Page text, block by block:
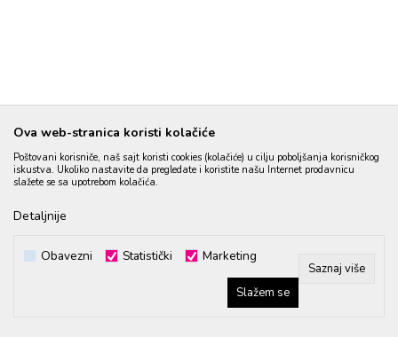
Ova web-stranica koristi kolačiće
Poštovani korisniče, naš sajt koristi cookies (kolačiće) u cilju poboljšanja korisničkog
iskustva. Ukoliko nastavite da pregledate i koristite našu Internet prodavnicu
slažete se sa upotrebom kolačića.
Detaljnije
Obavezni Statistički Marketing
Saznaj više
Slažem se